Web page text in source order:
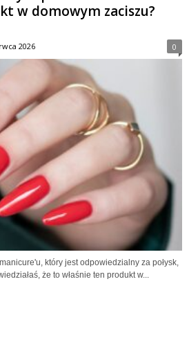
w domowym zaciszu?
2026 0
który jest odpowiedzialny za połysk,
że to właśnie ten produkt w...